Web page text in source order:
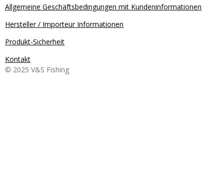
Allgemeine Geschäftsbedingungen mit Kundeninformationen
Hersteller / Importeur Informationen
Produkt-Sicherheit
Kontakt
© 2025 V&S Fishing